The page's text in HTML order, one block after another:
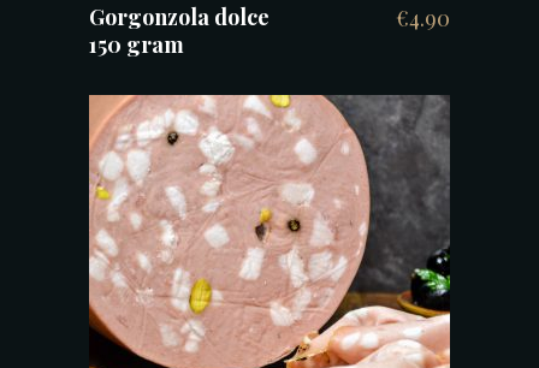
Gorgonzola dolce
150 gram
€4.90
TOEVOEGEN AAN WINKELWAGEN